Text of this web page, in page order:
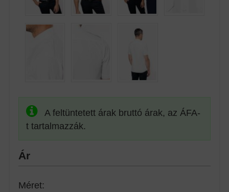
A feltüntetett árak bruttó árak, az ÁFA-
t tartalmazzák.
Ár
Méret: